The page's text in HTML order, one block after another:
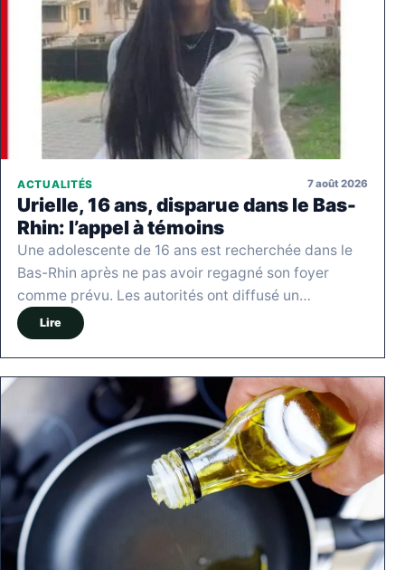
ACTUALITÉS 7 août 2026
Urielle, 16 ans, disparue dans le Bas-
Rhin: l’appel à témoins
Une adolescente de 16 ans est recherchée dans le
Bas-Rhin après ne pas avoir regagné son foyer
comme prévu. Les autorités ont diffusé un…
Lire